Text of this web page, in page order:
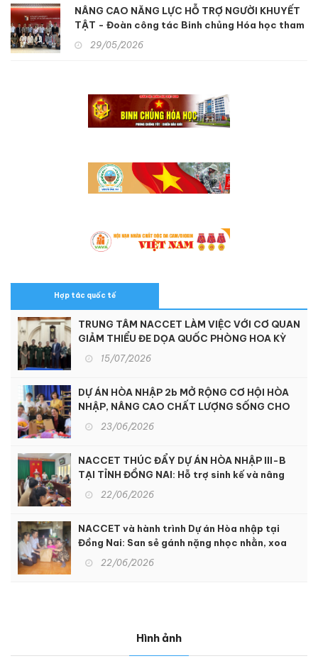
NÂNG CAO NĂNG LỰC HỖ TRỢ NGƯỜI KHUYẾT
TẬT - Đoàn công tác Binh chủng Hóa học tham
quan, học tập kinh nghiệm hỗ trợ người khuyết
tật và nạn nhân chất độc da cam tại Nhật Bản
29/05/2026
Hợp tác quốc tế
TRUNG TÂM NACCET LÀM VIỆC VỚI CƠ QUAN
GIẢM THIỂU ĐE DỌA QUỐC PHÒNG HOA KỲ
15/07/2026
DỰ ÁN HÒA NHẬP 2b MỞ RỘNG CƠ HỘI HÒA
NHẬP, NÂNG CAO CHẤT LƯỢNG SỐNG CHO
NGƯỜI KHUYẾT TẬT TẠI KON TUM
23/06/2026
NACCET THÚC ĐẨY DỰ ÁN HÒA NHẬP III-B
TẠI TỈNH ĐỒNG NAI: Hỗ trợ sinh kế và nâng
cao dịch vụ phục hồi chức năng để hỗ trợ
người khuyết tật và nạn nhân chất độc da
22/06/2026
NACCET và hành trình Dự án Hòa nhập tại
Đồng Nai: San sẻ gánh nặng nhọc nhằn, xoa
dịu nỗi đau da cam
22/06/2026
Hình ảnh